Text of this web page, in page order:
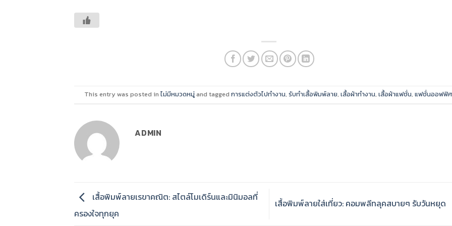
This entry was posted inไม่มีหมวดหมู่and taggedการแต่งตัวไปทำงาน,รับทำเสื้อพิมพ์ลาย,เสื้อผ้าทำงาน,เสื้อผ้าแฟชั่น,แฟชั่นออฟฟิศ
ADMIN
เสื้อพิมพ์ลายเรขาคณิต: สไตล์โมเดิร์นและมินิมอลที่
ครองใจทุกยุค
เสื้อพิมพ์ลายใส่เที่ยว: คอมพลีทลุคสบายๆ รับวันหยุด